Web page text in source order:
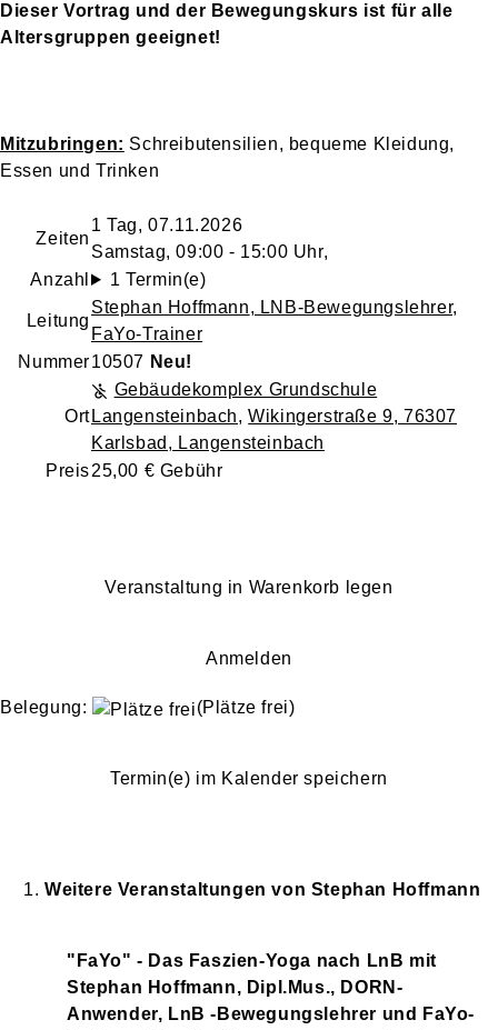
Dieser Vortrag und der Bewegungskurs ist für alle
Altersgruppen geeignet!
Mitzubringen: Schreibutensilien, bequeme Kleidung,
Essen und Trinken
Zeiten
1 Tag, 07.11.2026
Samstag, 09:00 - 15:00 Uhr,
Anzahl
1 Termin(e)
Leitung
Stephan Hoffmann, LNB-Bewegungslehrer,
FaYo-Trainer
Nummer10507 Neu!
Ort
Gebäudekomplex Grundschule
Langensteinbach,Wikingerstraße 9, 76307
Karlsbad, Langensteinbach
Preis25,00 € Gebühr
Veranstaltung in Warenkorb legen
Anmelden
Belegung: (Plätze frei)
Termin(e) im Kalender speichern
Weitere Veranstaltungen von Stephan Hoffmann
"FaYo" - Das Faszien-Yoga nach LnB mit
Stephan Hoffmann, Dipl.Mus., DORN-
Anwender, LnB -Bewegungslehrer und FaYo-